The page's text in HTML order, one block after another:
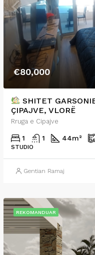
€80,000
SHITET
ÇIPAJVE, VLORË
Rruga e Cipajve
1 1 44m²
STUDIO
Gentian Ramaj
REKOMANDUAR